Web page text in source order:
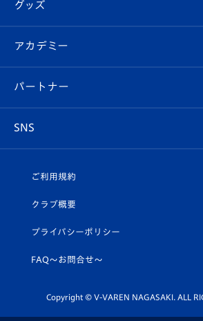
チケット
イベント
メディア
ホームタウン
スタッフプロフィール
マスコット紹介
平和祈念活動
ホームタウン活動
Revive Team
ヴィヴィくんの長崎おもてなしガイド
フォトギャラリー
スタジアムグルメ
V-LOVERS（ファンクラブ）
プレイヤーズスイート
グッズ
オンラインショップ
店舗情報
アカデミー
育成からのお知らせ
U-18
スクール
パートナー
SNS
ヴィヴィくんインスタグラム
公式LINE＠
ご利用規約
クラブ概要
プライバシーポリシー
FAQ〜お問合せ〜
Copyright © V-VAREN NAGASAKI. ALL